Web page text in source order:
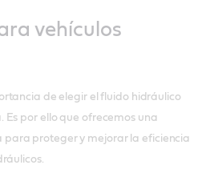
vehículos
de elegir el fluido hidráulico
por ello que ofrecemos una
proteger y mejorar la eficiencia